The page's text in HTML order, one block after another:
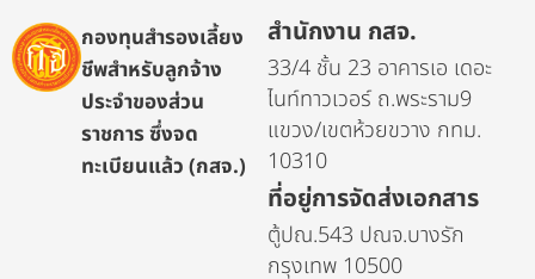
กองทุนสำรองเลี้ยง
ชีพสำหรับลูกจ้าง
ประจำของส่วน
ราชการ ซึ่งจด
ทะเบียนแล้ว (กสจ.)
สำนักงาน กสจ.
33/4 ชั้น 23 อาคารเอ เดอะ
ไนท์ทาวเวอร์ ถ.พระราม9
แขวง/เขตห้วยขวาง กทม.
10310
ที่อยู่การจัดส่งเอกสาร
ตู้ปณ.543 ปณจ.บางรัก
กรุงเทพ 10500